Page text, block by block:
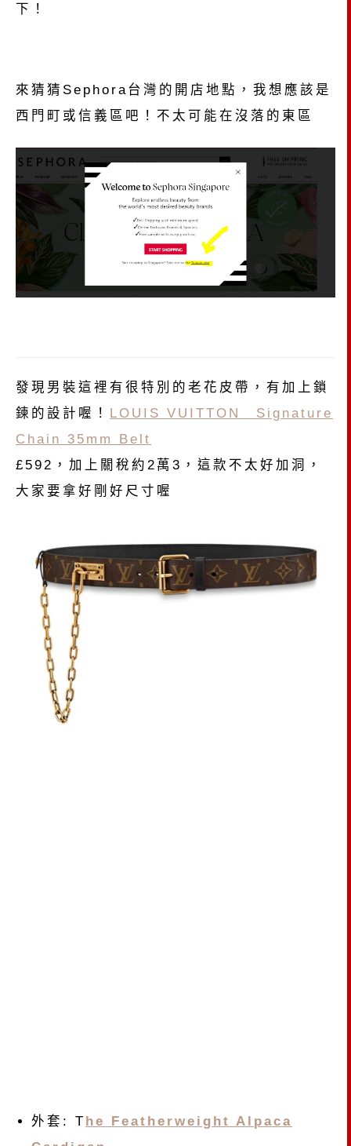
下！
來猜猜Sephora台灣的開店地點，我想應該是
西門町或信義區吧！不太可能在沒落的東區
發現男裝這裡有很特別的老花皮帶，有加上鎖
鍊的設計喔！ LOUIS VUITTON Signature
Chain 35mm Belt
£592，加上關稅約2萬3，這款不太好加洞，
大家要拿好剛好尺寸喔
外套: T he Featherweight Alpaca